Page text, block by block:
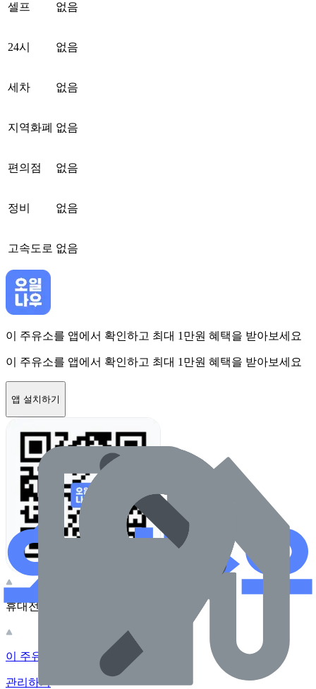
셀프 없음
24시 없음
세차 없음
지역화폐 없음
편의점 없음
정비 없음
고속도로 없음
이 주유소를 앱에서 확인하고 최대 1만원 혜택을 받아보세요
이 주유소를 앱에서 확인하고 최대 1만원 혜택을 받아보세요
앱 설치하기
휴대전화 카메라로 찍어보세요
이 주유소의 사장님이신가요?
관리하기